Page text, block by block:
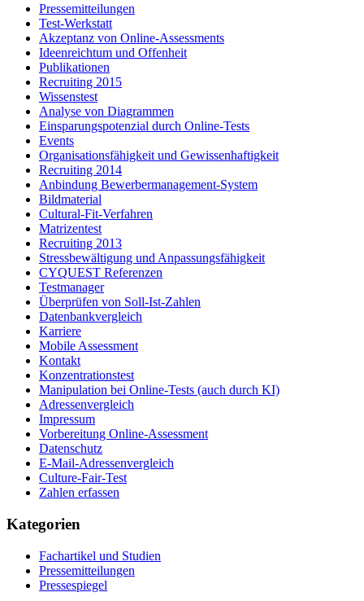
Pressemitteilungen
Test-Werkstatt
Akzeptanz von Online-Assessments
Ideenreichtum und Offenheit
Publikationen
Recruiting 2015
Wissenstest
Analyse von Diagrammen
Einsparungspotenzial durch Online-Tests
Events
Organisationsfähigkeit und Gewissenhaftigkeit
Recruiting 2014
Anbindung Bewerbermanagement-System
Bildmaterial
Cultural-Fit-Verfahren
Matrizentest
Recruiting 2013
Stressbewältigung und Anpassungsfähigkeit
CYQUEST Referenzen
Testmanager
Überprüfen von Soll-Ist-Zahlen
Datenbankvergleich
Karriere
Mobile Assessment
Kontakt
Konzentrationstest
Manipulation bei Online-Tests (auch durch KI)
Adressenvergleich
Impressum
Vorbereitung Online-Assessment
Datenschutz
E-Mail-Adressenvergleich
Culture-Fair-Test
Zahlen erfassen
Kategorien
Fachartikel und Studien
Pressemitteilungen
Pressespiegel